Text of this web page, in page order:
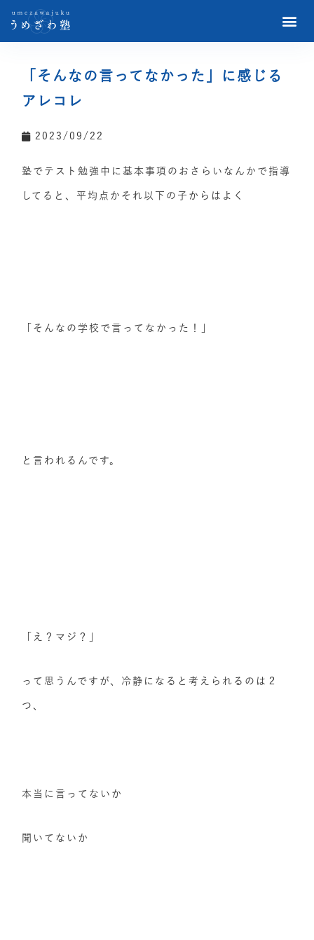
「そんなの言ってなかった」に感じる
アレコレ
2023/09/22
塾でテスト勉強中に基本事項のおさらいなんかで指導
してると、平均点かそれ以下の子からはよく
「そんなの学校で言ってなかった！」
と言われるんです。
「え？マジ？」
って思うんですが、冷静になると考えられるのは２
つ、
本当に言ってないか
聞いてないか